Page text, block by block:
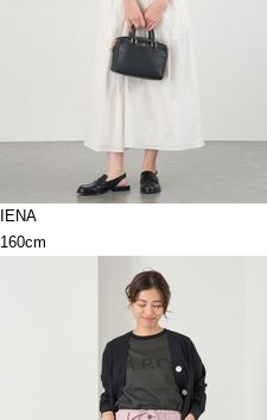
IENA
160cm